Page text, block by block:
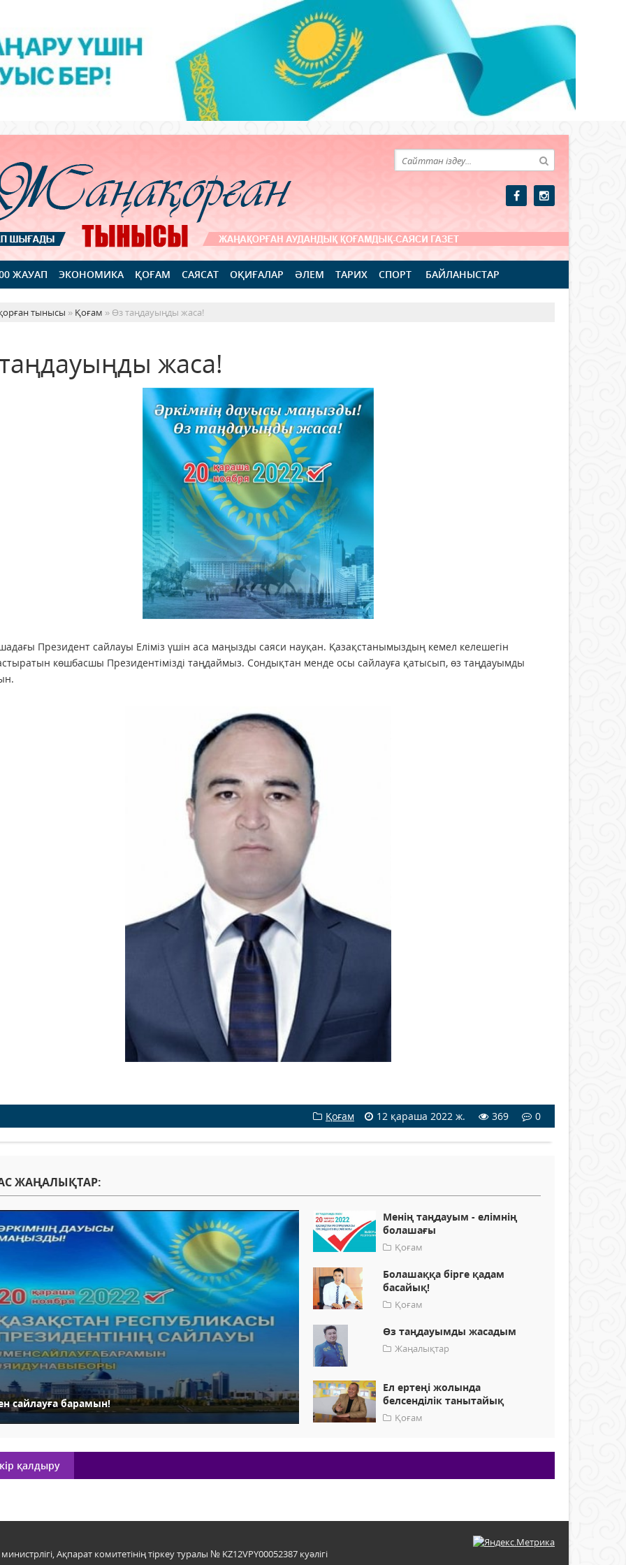
ЖАУАП ЭКОНОМИКА ҚОҒАМ САЯСАТ ОҚИҒАЛАР ӘЛЕМ ТАРИХ СПОРТ БАЙЛАНЫСТАР
тынысы » Қоғам » Өз таңдауыңды жаса!
жаса!
Президент сайлауы Еліміз үшін аса маңызды саяси науқан. Қазақстанымыздың кемел келешегін
көшбасшы Президентімізді таңдаймыз. Сондықтан менде осы сайлауға қатысып, өз таңдауымды
Қоғам 12 қараша 2022 ж. 369 0
ЖАҢАЛЫҚТАР:
сайлауға барамын!
Менің таңдауым - елімнің
болашағы
Қоғам
Болашаққа бірге қадам
басайық!
Қоғам
Өз таңдауымды жасадым
Жаңалықтар
Ел ертеңі жолында
белсенділік танытайық
Қоғам
қалдыру
Ақпарат комитетінің тіркеу туралы № KZ12VPY00052387 куәлігі